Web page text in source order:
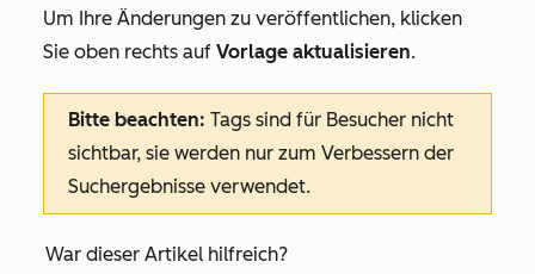
Um Ihre Änderungen zu veröffentlichen, klicken
Sie oben rechts auf Vorlage aktualisieren.
Bitte beachten: Tags sind für Besucher nicht
sichtbar, sie werden nur zum Verbessern der
Suchergebnisse verwendet.
War dieser Artikel hilfreich?